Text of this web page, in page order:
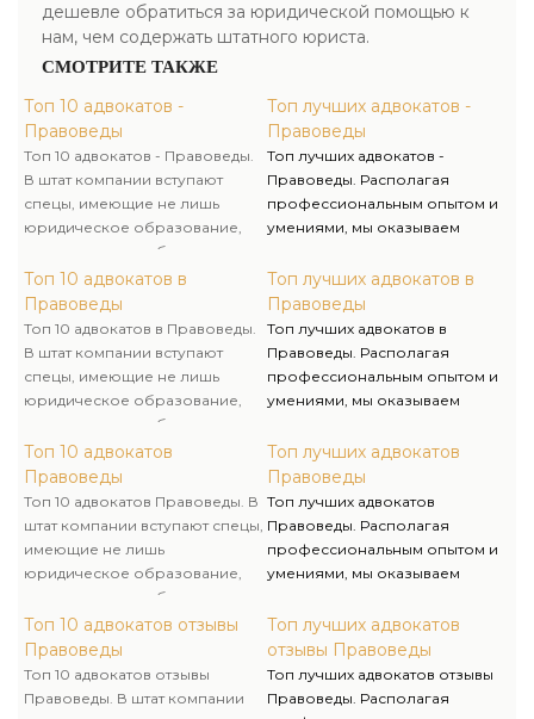
дешевле обратиться за юридической помощью к
нам, чем содержать штатного юриста.
СМОТРИТЕ ТАКЖЕ
Топ 10 адвокатов -
Правоведы
Топ 10 адвокатов - Правоведы.
В штат компании вступают
спецы, имеющие не лишь
юридическое образование,
однако и опыт работы в
государственных органах, что
помогает нам решать
поставленные задачи очень
компетентно и комплексно.
Топ 10 адвокатов в
Правоведы
Топ 10 адвокатов в Правоведы.
В штат компании вступают
спецы, имеющие не лишь
юридическое образование,
однако и опыт работы в
государственных органах, что
помогает нам решать
поставленные задачи очень
компетентно и комплексно.
Топ 10 адвокатов
Правоведы
Топ 10 адвокатов Правоведы. В
штат компании вступают спецы,
имеющие не лишь
юридическое образование,
однако и опыт работы в
государственных органах, что
помогает нам решать
поставленные задачи очень
компетентно и комплексно.
Топ 10 адвокатов отзывы
Правоведы
Топ 10 адвокатов отзывы
Правоведы. В штат компании
Топ лучших адвокатов -
Правоведы
Топ лучших адвокатов -
Правоведы. Располагая
профессиональным опытом и
умениями, мы оказываем
помощь и предлагаем услуги
адвоката и адвоката для
решения личных и бизнес-
вопросов.
Топ лучших адвокатов в
Правоведы
Топ лучших адвокатов в
Правоведы. Располагая
профессиональным опытом и
умениями, мы оказываем
помощь и предлагаем услуги
адвоката и адвоката для
решения личных и бизнес-
вопросов.
Топ лучших адвокатов
Правоведы
Топ лучших адвокатов
Правоведы. Располагая
профессиональным опытом и
умениями, мы оказываем
помощь и предлагаем услуги
адвоката и адвоката для
решения личных и бизнес-
вопросов.
Топ лучших адвокатов
отзывы Правоведы
Топ лучших адвокатов отзывы
Правоведы. Располагая